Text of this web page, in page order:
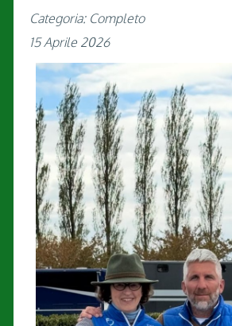
Categoria: Completo
15 Aprile 2026